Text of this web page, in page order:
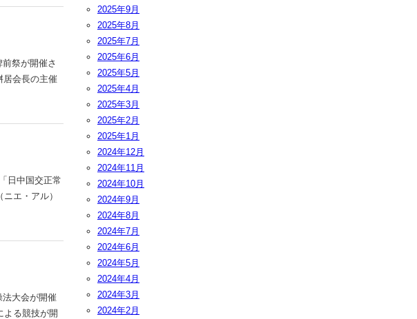
祭が開催さ
居会長の主催
日中国交正常
エ・アル）
大会が開催
よる競技が開
2025年9月
2025年8月
2025年7月
2025年6月
2025年5月
2025年4月
2025年3月
2025年2月
2025年1月
2024年12月
2024年11月
2024年10月
2024年9月
2024年8月
2024年7月
2024年6月
2024年5月
2024年4月
2024年3月
2024年2月